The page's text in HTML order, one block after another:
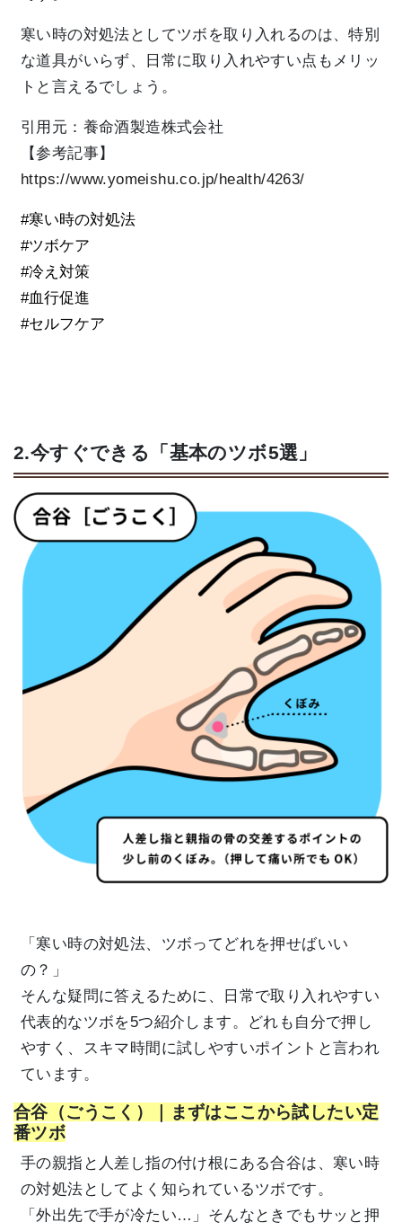
寒い時の対処法としてツボを取り入れるのは、特別
な道具がいらず、日常に取り入れやすい点もメリッ
トと言えるでしょう。
引用元：養命酒製造株式会社
【参考記事】
https://www.yomeishu.co.jp/health/4263/
#寒い時の対処法
#ツボケア
#冷え対策
#血行促進
#セルフケア
2.今すぐできる「基本のツボ5選」
「寒い時の対処法、ツボってどれを押せばいい
の？」
そんな疑問に答えるために、日常で取り入れやすい
代表的なツボを5つ紹介します。どれも自分で押し
やすく、スキマ時間に試しやすいポイントと言われ
ています。
合谷（ごうこく）｜まずはここから試したい定
番ツボ
手の親指と人差し指の付け根にある合谷は、寒い時
の対処法としてよく知られているツボです。
「外出先で手が冷たい…」そんなときでもサッと押